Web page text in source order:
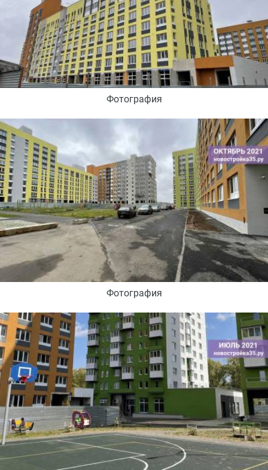
Фотография
Фотография